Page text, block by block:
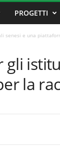
PROGETTI
senesi e una
gli
la